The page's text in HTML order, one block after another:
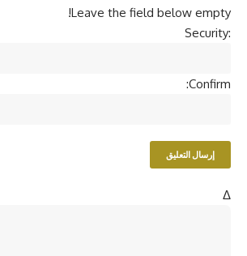
Leave the field below empty!
Security:
Confirm:
Δ